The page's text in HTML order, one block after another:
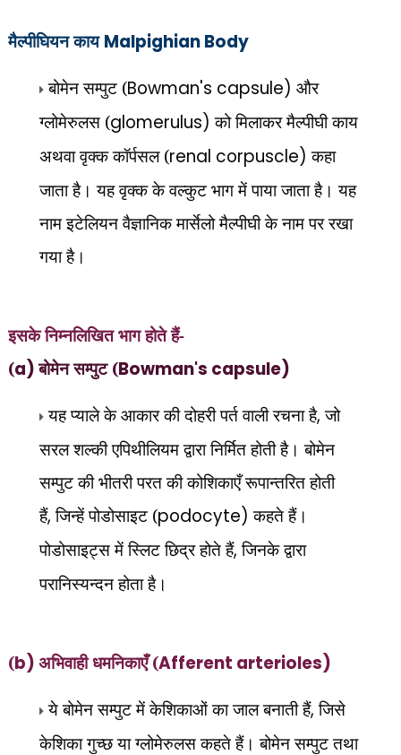
मैल्पीघियन काय Malpighian Body
बोमेन सम्पुट (Bowman's capsule) और
ग्लोमेरुलस (glomerulus)को मिलाकर मैल्पीघी काय
अथवा वृक्क कॉर्पसल (renal corpuscle)कहा
जाता है। यह वृक्क के वल्कुट भाग में पाया जाता है। यह
नाम इटेलियन वैज्ञानिक मार्सेलो मैल्पीघी के नाम पर रखा
गया है।
इसके निम्नलिखित भाग होते हैं-
(a)बोमेन सम्पुट (Bowman's capsule)
यह प्याले के आकार की दोहरी पर्त वाली रचना है,जो
सरल शल्की एपिथीलियम द्वारा निर्मित होती है। बोमेन
सम्पुट की भीतरी परत की कोशिकाएँ रूपान्तरित होती
हैं,जिन्हें पोडोसाइट (podocyte)कहते हैं।
पोडोसाइट्स में स्लिट छिद्र होते हैं,जिनके द्वारा
परानिस्यन्दन होता है।
(b) अभिवाही धमनिकाएँ (Afferent arterioles)
ये बोमेन सम्पुट में केशिकाओं का जाल बनाती हैं,जिसे
केशिका गुच्छ या ग्लोमेरुलस कहते हैं। बोमेन सम्पुट तथा